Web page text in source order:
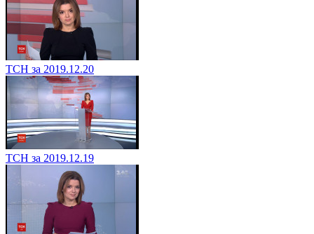
ТСН за 2019.12.20
ТСН за 2019.12.19